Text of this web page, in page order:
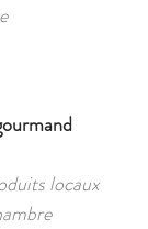
locaux